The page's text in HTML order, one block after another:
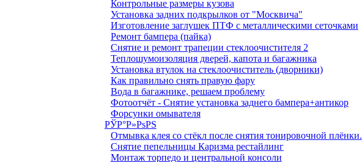
Контрольные размеры кузова
Установка задних подкрылков от "Москвича"
Изготовление заглушек ПТФ с металлическими сеточками
Ремонт бампера (пайка)
Снятие и ремонт трапеции стеклоочистителя 2
Теплошумоизоляция дверей, капота и багажника
Установка втулок на стеклоочиститель (дворники)
Как правильно снять правую фару
Вода в багажнике, решаем проблему
Фотоотчёт - Снятие установка заднего бампера+антикор
Форсунки омывателя
РЎР°Р»РѕРЅ
Отмывка клея со стёкл после снятия тонировочной плёнки.
Снятие пепельницы Каризма рестайлинг
Монтаж торпедо и центральной консоли